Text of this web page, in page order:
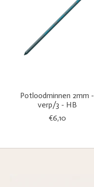
Potloodminnen 2mm -
verp/3 - HB
€6,10